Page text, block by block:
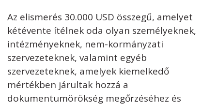
Az elismerés 30.000 USD összegű, amelyet
kétévente ítélnek oda olyan személyeknek,
intézményeknek, nem-kormányzati
szervezeteknek, valamint egyéb
szervezeteknek, amelyek kiemelkedő
mértékben járultak hozzá a
dokumentumörökség megőrzéséhez és